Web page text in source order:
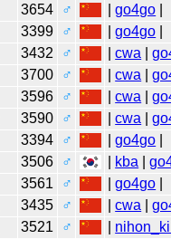
3654 ♂ |go4go
3399 ♂ |go4go
3432 ♂ |cwa |
3700 ♂ |cwa |
3596 ♂ |cwa |
3590 ♂ |cwa |
3394 ♂ |go4go
3506 ♂ kba |
3561 ♂ |go4go
3435 ♂ |cwa |
3521 ♂